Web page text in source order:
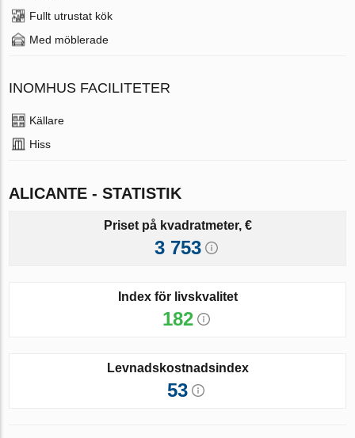
Fullt utrustat kök
Med möblerade
INOMHUS FACILITETER
Källare
Hiss
ALICANTE - STATISTIK
Priset på kvadratmeter, €
3 753
Index för livskvalitet
182
Levnadskostnadsindex
53